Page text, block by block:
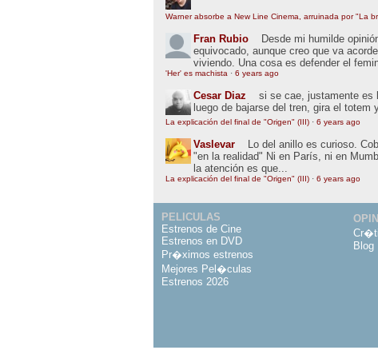
Warner absorbe a New Line Cinema, arruinada por "La
Fran Rubio
Desde mi humilde
equivocado, aunque creo que va
viviendo. Una cosa es defender el
'Her' es machista · 6 years ago
Cesar Diaz
si se cae, justamente es
luego de bajarse del tren, gira el
La explicación del final de "Origen" (III) · 6 years ago
Vaslevar
Lo del anillo es curioso.
"en la realidad" Ni en París, ni en
la atención es que...
La explicación del final de "Origen" (III) · 6 years ago
PELICULAS
Estrenos de Cine
Estrenos en DVD
Pr�ximos estrenos
Mejores Pel�culas
Estrenos 2026
Blog